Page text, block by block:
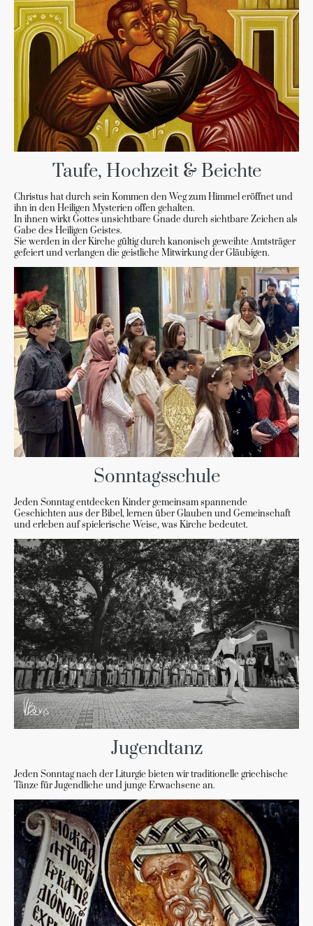
Taufe, Hochzeit & Beichte
Christus hat durch sein Kommen den Weg zum Himmel eröffnet und
ihn in den Heiligen Mysterien offen gehalten.
In ihnen wirkt Gottes unsichtbare Gnade durch sichtbare Zeichen als
Gabe des Heiligen Geistes.
Sie werden in der Kirche gültig durch kanonisch geweihte Amtsträger
gefeiert und verlangen die geistliche Mitwirkung der Gläubigen.
Sonntagsschule
Jeden Sonntag entdecken Kinder gemeinsam spannende
Geschichten aus der Bibel, lernen über Glauben und Gemeinschaft
und erleben auf spielerische Weise, was Kirche bedeutet.
Jugendtanz
Jeden Sonntag nach der Liturgie bieten wir traditionelle griechische
Tänze für Jugendliche und junge Erwachsene an.